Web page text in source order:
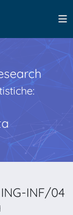
INF/04